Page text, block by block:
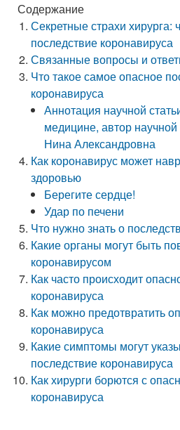
Содержание
Секретные страхи хирурга:
последствие коронавируса
Связанные вопросы и
Что такое самое опасное
коронавируса
Аннотация научной
медицине, автор
Нина Александровна
Как коронавирус может
здоровью
Берегите сердце!
Удар по печени
Что нужно знать о
Какие органы могут быть
коронавирусом
Как часто происходит
коронавируса
Как можно предотвратить
коронавируса
Какие симптомы могут
последствие коронавируса
Как хирурги борются с
коронавируса